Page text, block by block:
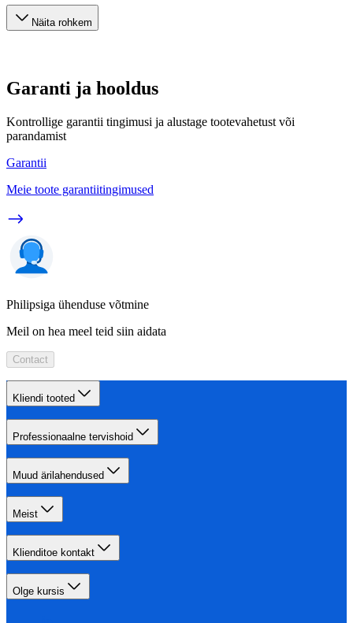
Näita rohkem
Garanti ja hooldus
Kontrollige garantii tingimusi ja alustage tootevahetust või
parandamist
Garantii
Meie toote garantiitingimused
Philipsiga ühenduse võtmine
Meil on hea meel teid siin aidata
Contact
Kliendi tooted
Professionaalne tervishoid
Muud ärilahendused
Meist
Klienditoe kontakt
Olge kursis